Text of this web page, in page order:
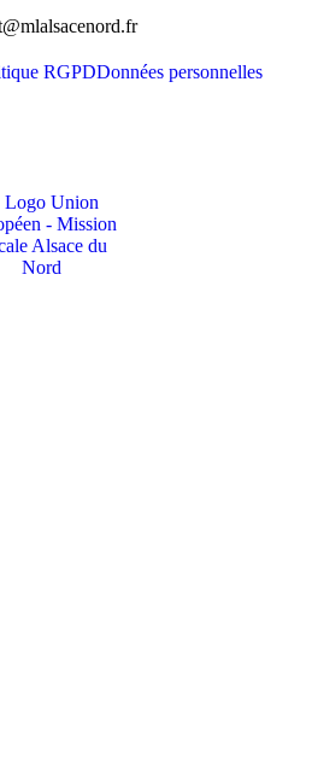
RGPDDonnées personnelles